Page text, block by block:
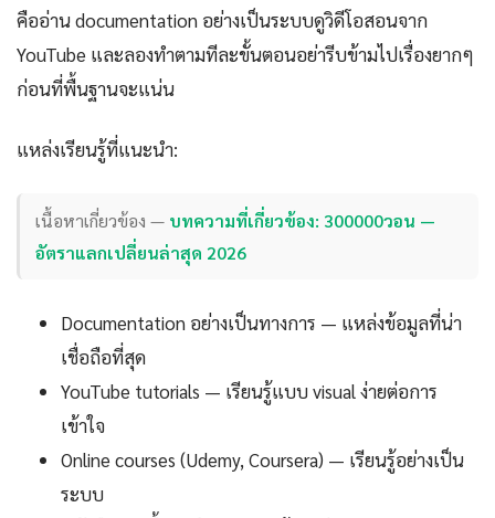
คืออ่าน documentation อย่างเป็นระบบดูวิดีโอสอนจาก
YouTube และลองทำตามทีละขั้นตอนอย่ารีบข้ามไปเรื่องยากๆ
ก่อนที่พื้นฐานจะแน่น
แหล่งเรียนรู้ที่แนะนำ:
เนื้อหาเกี่ยวข้อง — บทความที่เกี่ยวข้อง: 300000วอน —
อัตราแลกเปลี่ยนล่าสุด 2026
Documentation อย่างเป็นทางการ — แหล่งข้อมูลที่น่า
เชื่อถือที่สุด
YouTube tutorials — เรียนรู้แบบ visual ง่ายต่อการ
เข้าใจ
Online courses (Udemy, Coursera) — เรียนรู้อย่างเป็น
ระบบ